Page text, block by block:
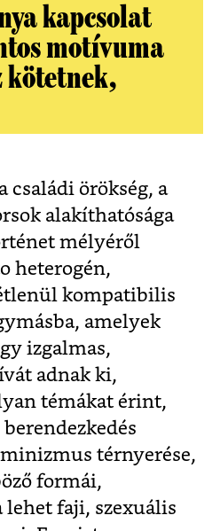
kapcsolat
motívuma
kötetnek,
családi örökség, a
alakíthatósága
mélyéről
heterogén,
kompatibilis
amelyek
izgalmas,
adnak ki,
témákat érint,
térnyerése,
formái,
lehet faji, szexuális